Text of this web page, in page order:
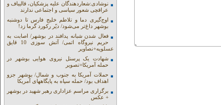
نوشادی:شعاردهندگان علیه پزشکیان، قالیباف و
عراقچی شعور سیاسی و اجتماعی ندارند
اوج‌گیری دما و تلاطم خلیج فارس تا دوشنبه
بوشهر داغ‌تر می‌شود/ دیّر رکورد گرما زد!
فعال شدن شبانه پدافند در بوشهر/ اصابت به
حریم نیروگاه اتمی/ آتش سوزی 10 قایق
عسلویه+نصاویر
شهادت یک پرسنل نیروی هوایی بوشهر در
حمله آمریکا+تصویر
حملات آمریکا به جنوب و شمال/ بوشهر جزو
اهداف بود/ حمله سپاه به پایگاههای آمریکا
برگزاری مراسم عزاداری رهبر شهید در بوشهر
+ عکس